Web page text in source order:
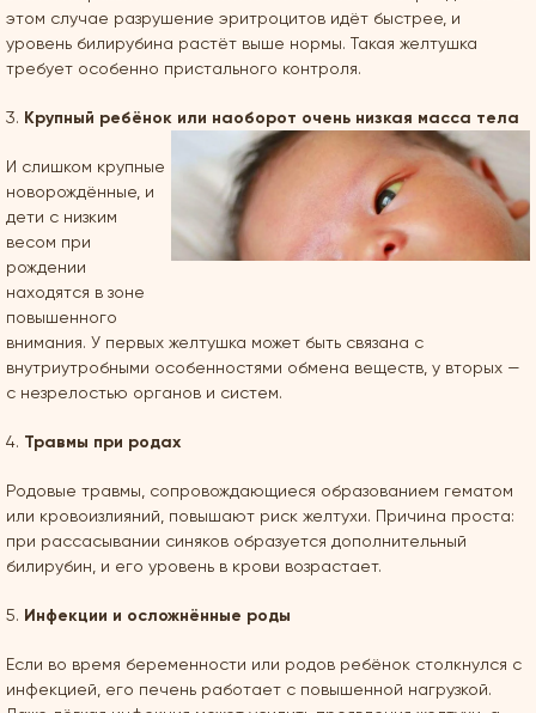
этом случае разрушение эритроцитов идёт быстрее, и
уровень билирубина растёт выше нормы. Такая желтушка
требует особенно пристального контроля.
Крупный ребёнок или наоборот очень низкая масса тела
И слишком крупные
новорождённые, и
дети с низким
весом при
рождении
находятся в зоне
повышенного
внимания. У первых желтушка может быть связана с
внутриутробными особенностями обмена веществ, у вторых —
с незрелостью органов и систем.
Травмы при родах
Родовые травмы, сопровождающиеся образованием гематом
или кровоизлияний, повышают риск желтухи. Причина проста:
при рассасывании синяков образуется дополнительный
билирубин, и его уровень в крови возрастает.
Инфекции и осложнённые роды
Если во время беременности или родов ребёнок столкнулся с
инфекцией, его печень работает с повышенной нагрузкой.